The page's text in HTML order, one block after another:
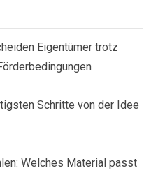
Eigentümer trotz
Schritte von der Idee
Welches Material passt